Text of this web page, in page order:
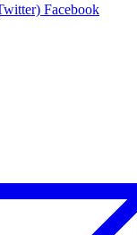
Facebook